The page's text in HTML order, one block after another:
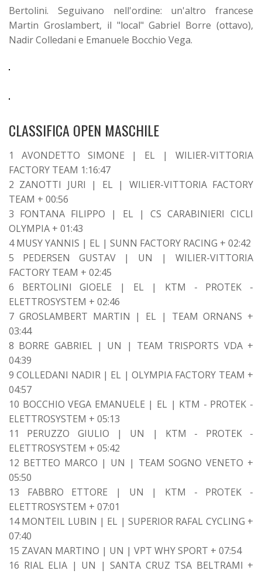
Bertolini. Seguivano nell'ordine: un'altro francese
Martin Groslambert, il "local" Gabriel Borre (ottavo),
Nadir Colledani e Emanuele Bocchio Vega.
CLASSIFICA OPEN MASCHILE
1 AVONDETTO SIMONE | EL | WILIER-VITTORIA
FACTORY TEAM 1:16:47
2 ZANOTTI JURI | EL | WILIER-VITTORIA FACTORY
TEAM + 00:56
3 FONTANA FILIPPO | EL | CS CARABINIERI CICLI
OLYMPIA + 01:43
4 MUSY YANNIS | EL | SUNN FACTORY RACING + 02:42
5 PEDERSEN GUSTAV | UN | WILIER-VITTORIA
FACTORY TEAM + 02:45
6 BERTOLINI GIOELE | EL | KTM - PROTEK -
ELETTROSYSTEM + 02:46
7 GROSLAMBERT MARTIN | EL | TEAM ORNANS +
03:44
8 BORRE GABRIEL | UN | TEAM TRISPORTS VDA +
04:39
9 COLLEDANI NADIR | EL | OLYMPIA FACTORY TEAM +
04:57
10 BOCCHIO VEGA EMANUELE | EL | KTM - PROTEK -
ELETTROSYSTEM + 05:13
11 PERUZZO GIULIO | UN | KTM - PROTEK -
ELETTROSYSTEM + 05:42
12 BETTEO MARCO | UN | TEAM SOGNO VENETO +
05:50
13 FABBRO ETTORE | UN | KTM - PROTEK -
ELETTROSYSTEM + 07:01
14 MONTEIL LUBIN | EL | SUPERIOR RAFAL CYCLING +
07:40
15 ZAVAN MARTINO | UN | VPT WHY SPORT + 07:54
16 RIAL ELIA | UN | SANTA CRUZ TSA BELTRAMI +